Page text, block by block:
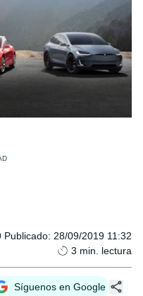
Publicado: 28/09/2019 11:32
3 min. lectura
Síguenos en Google